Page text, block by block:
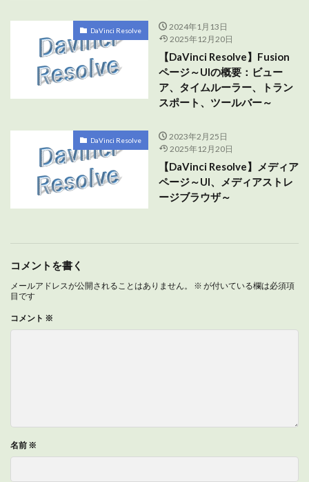
DaVinci Resolve
2024年1月13日
2025年12月20日
【DaVinci Resolve】Fusion
ページ～UIの概要：ビュー
ア、タイムルーラー、トラン
スポート、ツールバー～
DaVinci Resolve
2023年2月25日
2025年12月20日
【DaVinci Resolve】メディア
ページ～UI、メディアストレ
ージブラウザ～
コメントを書く
メールアドレスが公開されることはありません。 ※ が付いている欄は必須項
目です
コメント ※
名前 ※